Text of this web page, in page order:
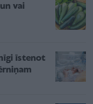
vai
īstenot